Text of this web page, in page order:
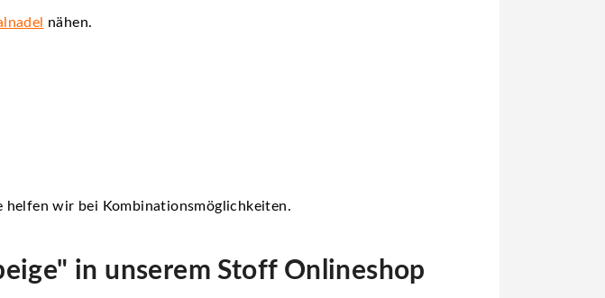
nähen.
helfen wir bei Kombinationsmöglichkeiten.
in unserem Stoff Onlineshop